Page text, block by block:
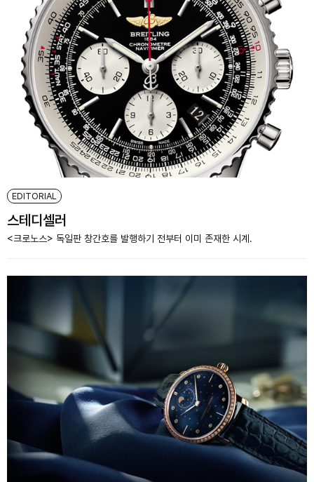
EDITORIAL
스테디셀러
<크로노스> 독일판 창간호를 발행하기 전부터 이미 존재한 시계.